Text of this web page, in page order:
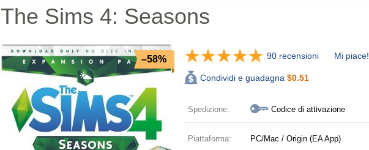
The Sims 4: Seasons
–58% 90 recensioni Mi piace!
Condividi e guadagna $0.51
Spedizione: Codice di attivazione
Piattaforma: PC/Mac / Origin (EA App)